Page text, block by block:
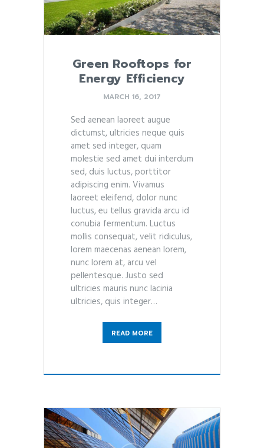
Green Rooftops for
Energy Efficiency
MARCH 16, 2017
Sed aenean laoreet augue
dictumst, ultricies neque quis
amet sed integer, quam
molestie sed amet dui interdum
sed, duis luctus, porttitor
adipiscing enim. Vivamus
laoreet eleifend, dolor nunc
luctus, eu tellus gravida arcu id
conubia fermentum. Luctus
mollis consequat, velit ridiculus,
lorem maecenas aenean lorem,
nunc lorem at, arcu vel
pellentesque. Justo sed
ultricies mauris nunc lacinia
ultricies, quis integer…
READ MORE